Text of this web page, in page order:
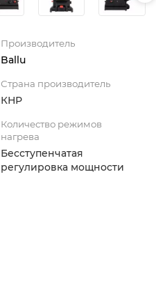
Производитель
Ballu
Страна производитель
КНР
Количество режимов
нагрева
Бесступенчатая
регулировка мощности